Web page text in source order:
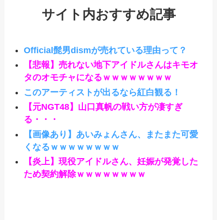
サイト内おすすめ記事
Official髭男dismが売れている理由って？
【悲報】売れない地下アイドルさんはキモオ
タのオモチャになるｗｗｗｗｗｗｗｗ
このアーティストが出るなら紅白観る！
【元NGT48】山口真帆の戦い方が凄すぎ
る・・・
【画像あり】あいみょんさん、またまた可愛
くなるｗｗｗｗｗｗｗｗ
【炎上】現役アイドルさん、妊娠が発覚した
ため契約解除ｗｗｗｗｗｗｗｗ